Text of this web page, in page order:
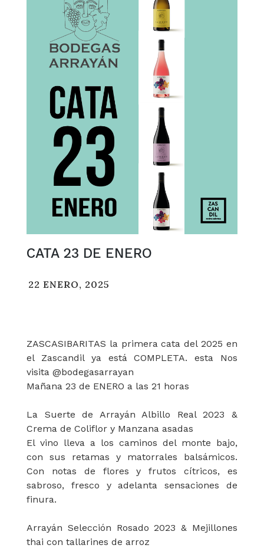
CATA 23 DE ENERO
22 ENERO, 2025
ZASCASIBARITAS la primera cata del 2025 en
el Zascandil ya está COMPLETA. esta Nos
visita @bodegasarrayan
Mañana 23 de ENERO a las 21 horas
La Suerte de Arrayán Albillo Real 2023 &
Crema de Coliflor y Manzana asadas
El vino lleva a los caminos del monte bajo,
con sus retamas y matorrales balsámicos.
Con notas de flores y frutos cítricos, es
sabroso, fresco y adelanta sensaciones de
finura.
Arrayán Selección Rosado 2023 & Mejillones
thai con tallarines de arroz